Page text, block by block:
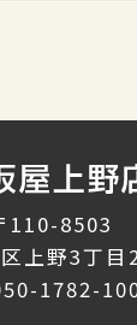
110-8503
上野3丁目
1782-